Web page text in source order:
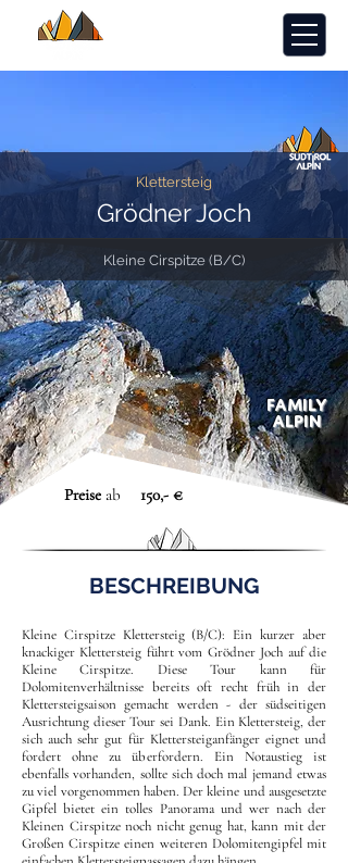
Klettersteig
Grödner Joch
Kleine Cirspitze (B/C)
FAMILY
ALPIN
Preise ab 150,- €
BESCHREIBUNG
Kleine Cirspitze Klettersteig (B/C): Ein kurzer aber
knackiger Klettersteig führt vom Grödner Joch auf die
Kleine Cirspitze. Diese Tour kann für
Dolomitenverhältnisse bereits oft recht früh in der
Klettersteigsaison gemacht werden - der südseitigen
Ausrichtung dieser Tour sei Dank. Ein Klettersteig, der
sich auch sehr gut für Klettersteiganfänger eignet und
fordert ohne zu überfordern. Ein Notaustieg ist
ebenfalls vorhanden, sollte sich doch mal jemand etwas
zu viel vorgenommen haben. Der kleine und ausgesetzte
Gipfel bietet ein tolles Panorama und wer nach der
Kleinen Cirspitze noch nicht genug hat, kann mit der
Großen Cirspitze einen weiteren Dolomitengipfel mit